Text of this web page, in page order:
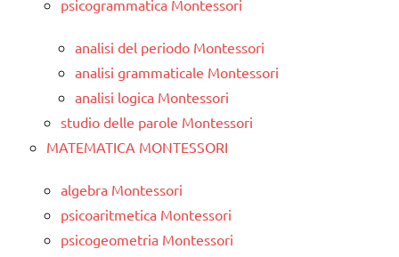
psicogrammatica Montessori
analisi del periodo Montessori
analisi grammaticale Montessori
analisi logica Montessori
studio delle parole Montessori
MATEMATICA MONTESSORI
algebra Montessori
psicoaritmetica Montessori
psicogeometria Montessori